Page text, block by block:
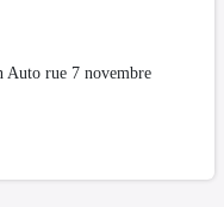
rue 7 novembre